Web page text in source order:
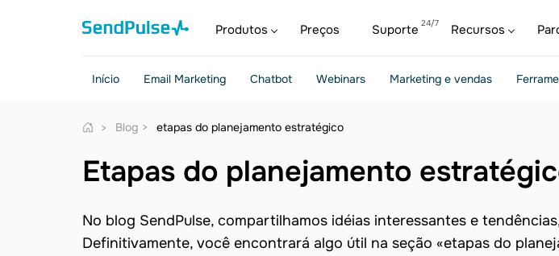
Produtos Preços Suporte Recursos
Início Email Marketing Chatbot Webinars Marketing e vendas
Blog etapas do planejamento estratégico
etapas do planejamento
No blog SendPulse, compartilhamos idéias interessantes e
Definitivamente, você encontrará algo útil na seção «etapas do